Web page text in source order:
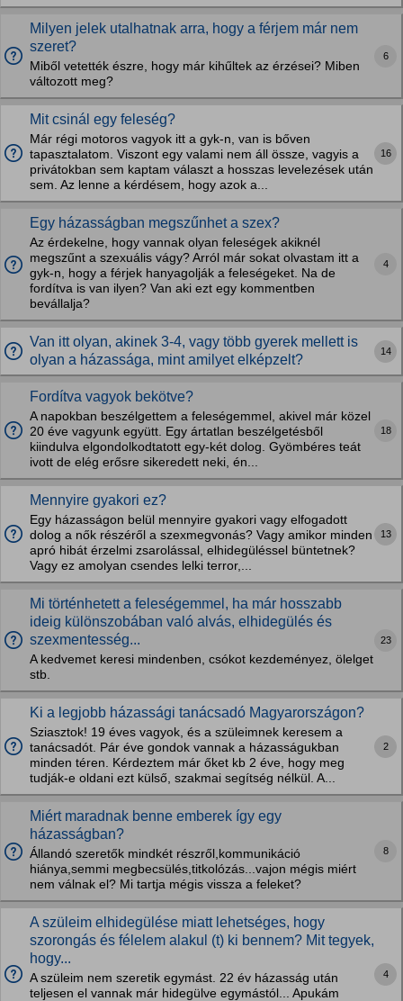
Milyen jelek utalhatnak arra, hogy a férjem már nem
szeret?
Miből vetették észre, hogy már kihűltek az érzései? Miben
változott meg?
6
Mit csinál egy feleség?
Már régi motoros vagyok itt a gyk-n, van is bőven
tapasztalatom. Viszont egy valami nem áll össze, vagyis a
privátokban sem kaptam választ a hosszas levelezések után
sem. Az lenne a kérdésem, hogy azok a...
16
Egy házasságban megszűnhet a szex?
Az érdekelne, hogy vannak olyan feleségek akiknél
megszűnt a szexuális vágy? Arról már sokat olvastam itt a
gyk-n, hogy a férjek hanyagolják a feleségeket. Na de
fordítva is van ilyen? Van aki ezt egy kommentben
bevállalja?
4
Van itt olyan, akinek 3-4, vagy több gyerek mellett is
olyan a házassága, mint amilyet elképzelt?
14
Fordítva vagyok bekötve?
A napokban beszélgettem a feleségemmel, akivel már közel
20 éve vagyunk együtt. Egy ártatlan beszélgetésből
kiindulva elgondolkodtatott egy-két dolog. Gyömbéres teát
ivott de elég erősre sikeredett neki, én...
18
Mennyire gyakori ez?
Egy házasságon belül mennyire gyakori vagy elfogadott
dolog a nők részéről a szexmegvonás? Vagy amikor minden
apró hibát érzelmi zsarolással, elhidegüléssel büntetnek?
Vagy ez amolyan csendes lelki terror,...
13
Mi történhetett a feleségemmel, ha már hosszabb
ideig különszobában való alvás, elhidegülés és
szexmentesség...
A kedvemet keresi mindenben, csókot kezdeményez, ölelget
stb.
23
Ki a legjobb házassági tanácsadó Magyarországon?
Sziasztok! 19 éves vagyok, és a szüleimnek keresem a
tanácsadót. Pár éve gondok vannak a házasságukban
minden téren. Kérdeztem már őket kb 2 éve, hogy meg
tudják-e oldani ezt külső, szakmai segítség nélkül. A...
2
Miért maradnak benne emberek így egy
házasságban?
Állandó szeretők mindkét részről,kommunikáció
hiánya,semmi megbecsülés,titkolózás...vajon mégis miért
nem válnak el? Mi tartja mégis vissza a feleket?
8
A szüleim elhidegülése miatt lehetséges, hogy
szorongás és félelem alakul (t) ki bennem? Mit tegyek,
hogy...
A szüleim nem szeretik egymást. 22 év házasság után
teljesen el vannak már hidegülve egymástól... Apukám
4